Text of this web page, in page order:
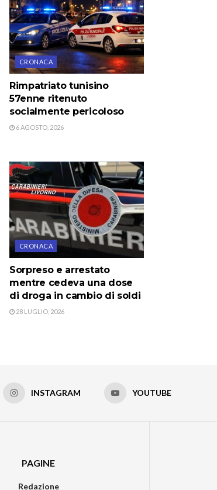
CRONACA
Rimpatriato tunisino
57enne ritenuto
socialmente pericoloso
6 AGOSTO, 2026
CRONACA
Sorpreso e arrestato
mentre cedeva una dose
di droga in cambio di soldi
28 LUGLIO, 2026
INSTAGRAM YOUTUBE
PAGINE
Redazione